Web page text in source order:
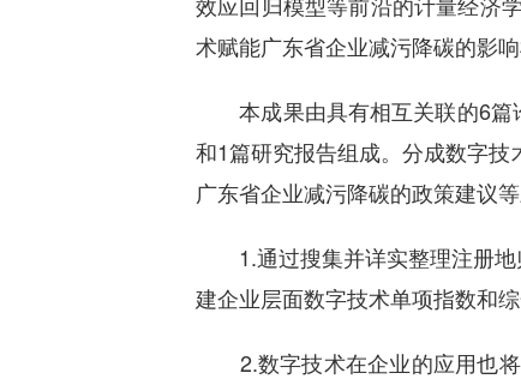
术赋能广东省企业减污降碳的影响
本成果由具有相互关联的6篇
和1篇研究报告组成。分成数字
广东省企业减污降碳的政策建议
1.通过搜集并详实整理注册地
建企业层面数字技术单项指数和
2.数字技术在企业的应用也将